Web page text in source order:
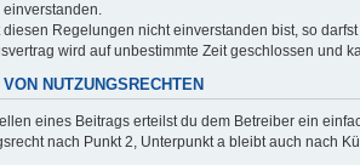
einverstanden.
diesen Regelungen nicht einverstanden bist, so
wird auf unbestimmte Zeit geschlossen und
NUTZUNGSRECHTEN
eines Beitrags erteilst du dem Betreiber ein
nach Punkt 2, Unterpunkt a bleibt auch nach